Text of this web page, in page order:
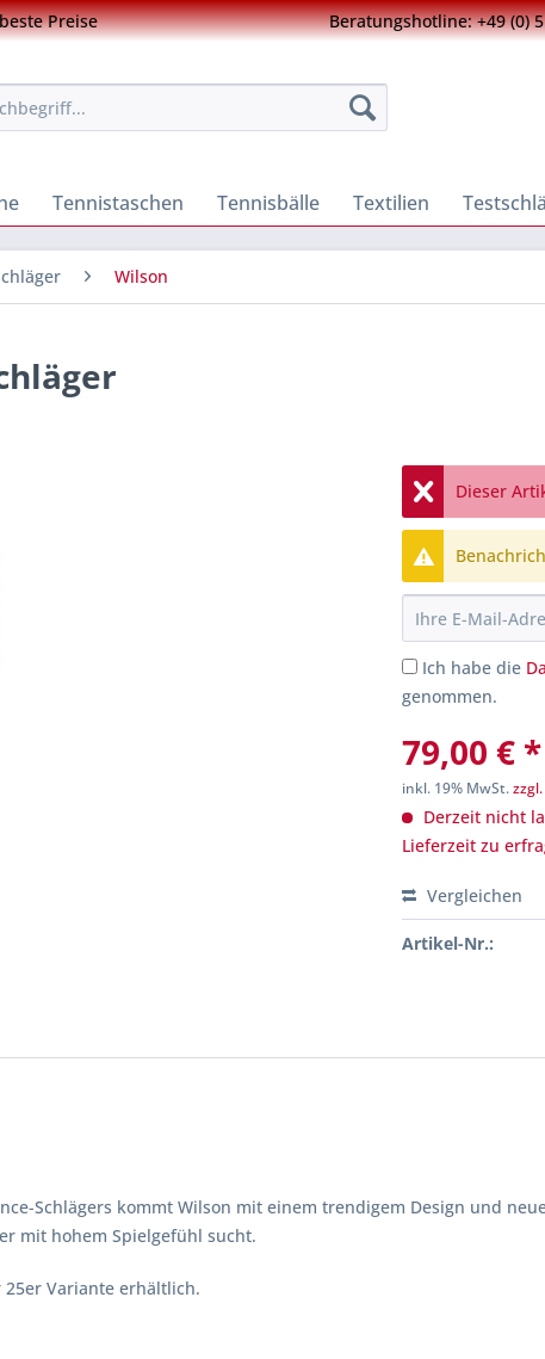
Preise Beratungshotline: +49 (0)
Tennistaschen Tennisbälle Textilien
Wilson
Dieser
Ich habe die
genommen.
79,00 € *
inkl. 19% MwSt.
Derzeit nicht
Lieferzeit zu
Vergleichen
Artikel-Nr.:
Schlägers kommt Wilson mit einem trendigem Design und
mit hohem Spielgefühl sucht.
Variante erhältlich.